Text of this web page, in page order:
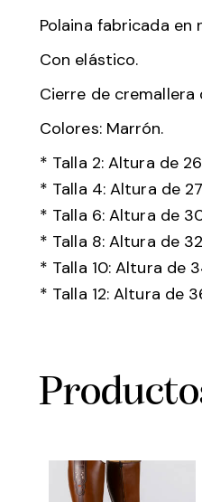
Polaina fabricada en
Con elástico.
Cierre de cremallera
Colores: Marrón.
* Talla 2: Altura de
* Talla 4: Altura de
* Talla 6: Altura de
* Talla 8: Altura de
* Talla 10: Altura de
* Talla 12: Altura de